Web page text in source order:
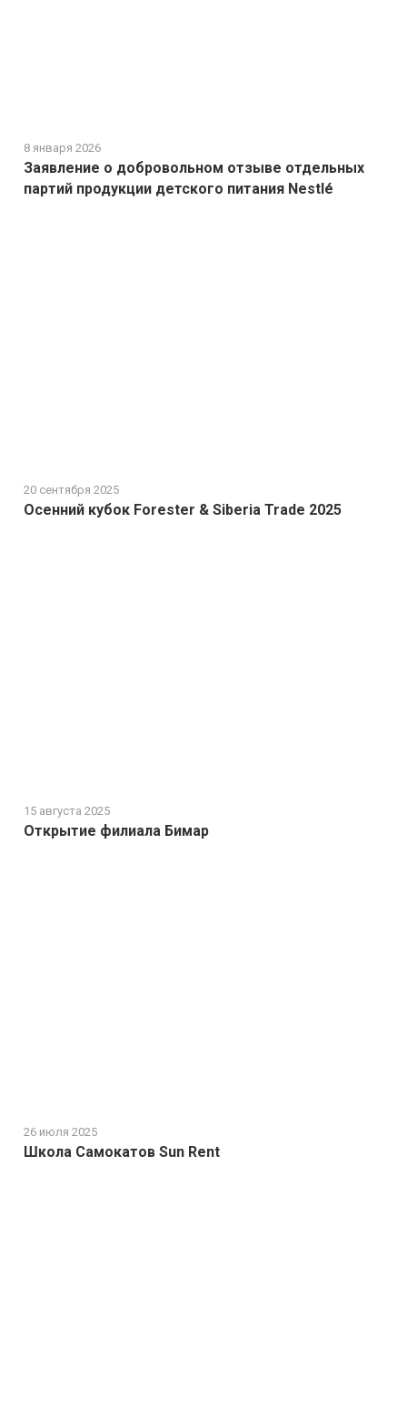
Заявление о добровольном отзыве отдельных
партий продукции детского питания Nestlé
8 января 2026
Осенний кубок Forester & Siberia Trade 2025
20 сентября 2025
Открытие филиала Бимар
15 августа 2025
Школа Самокатов Sun Rent
26 июля 2025